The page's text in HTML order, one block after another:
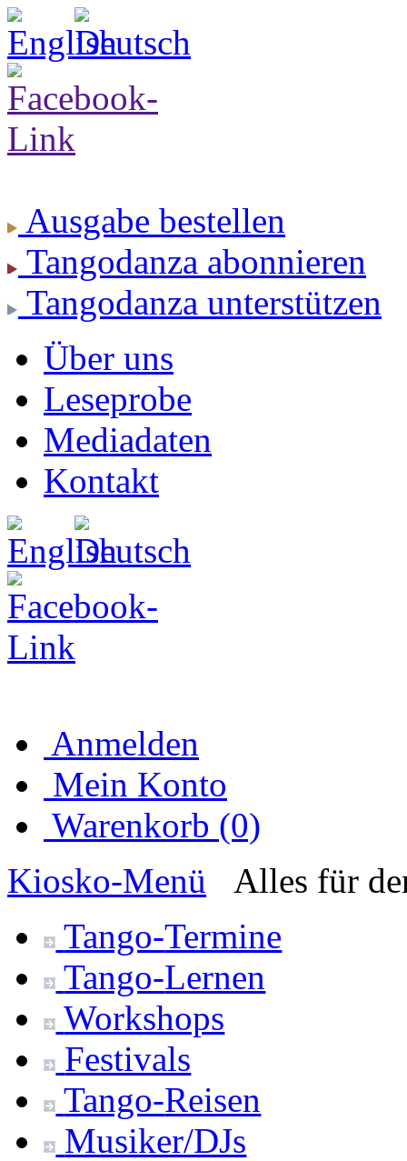
Ausgabe bestellen
Tangodanza abonnieren
Tangodanza unterstützen
Über uns
Leseprobe
Mediadaten
Kontakt
Anmelden
Mein Konto
Warenkorb (0)
Kiosko-Menü
Alles für
Tango-Termine
Tango-Lernen
Workshops
Festivals
Tango-Reisen
Musiker/DJs